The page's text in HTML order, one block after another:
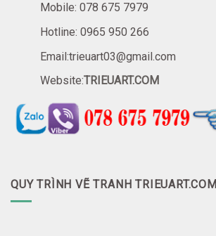
Mobile: 078 675 7979
Hotline: 0965 950 266
Email:trieuart03@gmail.com
Website:TRIEUART.COM
QUY TRÌNH VẼ TRANH TRIEUART.COM